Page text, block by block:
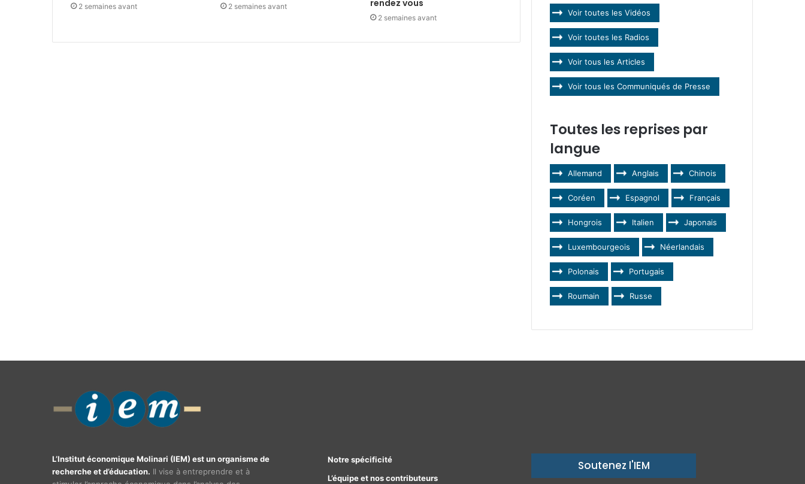
2 semaines avant 2 semaines avant
rendez vous
2 semaines avant
Voir toutes les Vidéos
Voir toutes les Radios
Voir tous les Articles
Voir tous les Communiqués de Presse
Toutes les reprises par
langue
Allemand Anglais Chinois
Coréen Espagnol Français
Hongrois Italien Japonais
Luxembourgeois Néerlandais
Polonais Portugais
Roumain Russe
L’Institut économique Molinari (IEM) est un organisme de
recherche et d’éducation. Il vise à entreprendre et à
Notre spécificité
L’équipe et nos contributeurs
Soutenez l'IEM